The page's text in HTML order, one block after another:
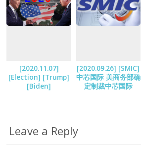
[2020.11.07]
[Election] [Trump]
[Biden]
[2020.09.26] [SMIC]
中芯国际 美商务部确
定制裁中芯国际
Leave a Reply